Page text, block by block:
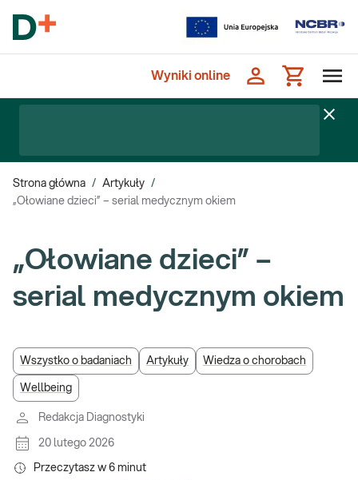
Wyniki online
Strona główna / Artykuły /
„Ołowiane dzieci” – serial medycznym okiem
„Ołowiane dzieci” –
serial medycznym okiem
Wszystko o badaniach Artykuły Wiedza o chorobach
Wellbeing
Redakcja Diagnostyki
20 lutego 2026
Przeczytasz w 6 minut